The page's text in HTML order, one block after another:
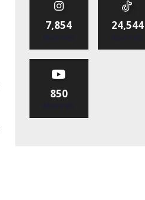
7,854
Abonnés
24,544
Abonnés
850
Abonnés